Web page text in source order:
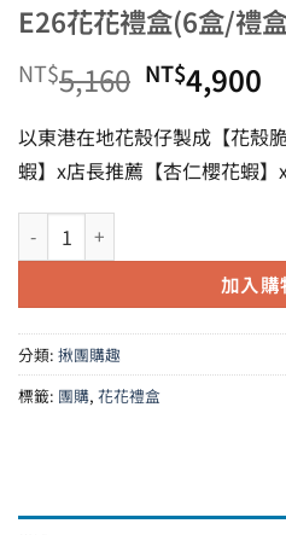
E26花花禮盒(6盒/禮
NT$5,160 原
始
價
NT$4,900
以東港在地花殼仔製成【花殼
蝦】x店長推薦【杏仁櫻花蝦】
E26花花禮盒(6盒/禮盒)×6盒 數量
加入購
分類: 揪團購趣
標籤: 團購, 花花禮盒